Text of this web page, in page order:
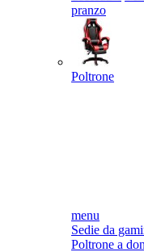
pranzo
Poltrone
menu
Sedie da
Poltrone a